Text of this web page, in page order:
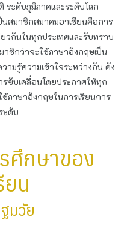
ะดับภูมิภาคและระดับโลก
นสมาชิกสมาคมอาเซียนคือการ
วกันในทุกประเทศและรับทราบ
าชิกว่าจะใช้ภาษาอังกฤษเป็น
ามรู้ความเข้าใจระหว่างกัน ดัง
รขับเคลื่อนโดยประกาศให้ทุก
ภาษาอังกฤษในการเรียนการ
ะดับ
ศึกษาของ
ยน
มวัย